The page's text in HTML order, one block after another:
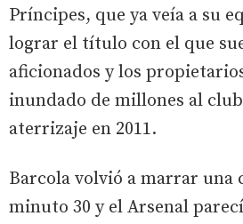
Príncipes, que ya veía a su
lograr el título con el que
aficionados y los
inundado de millones al
aterrizaje en 2011.
Barcola volvió a marrar una
minuto 30 y el Arsenal